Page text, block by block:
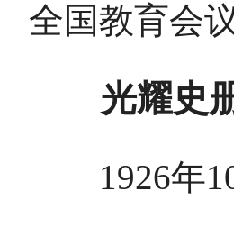
全国教育会
光耀史册
1926年10